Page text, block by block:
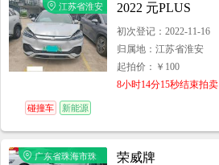
江苏省淮安
碰撞车 新能源
2022 元PLUS
初次登记：2022-11-16
归属地：江苏省淮安
起拍价：￥100
8小时14分15秒结束拍卖
广东省珠海市珠
荣威牌